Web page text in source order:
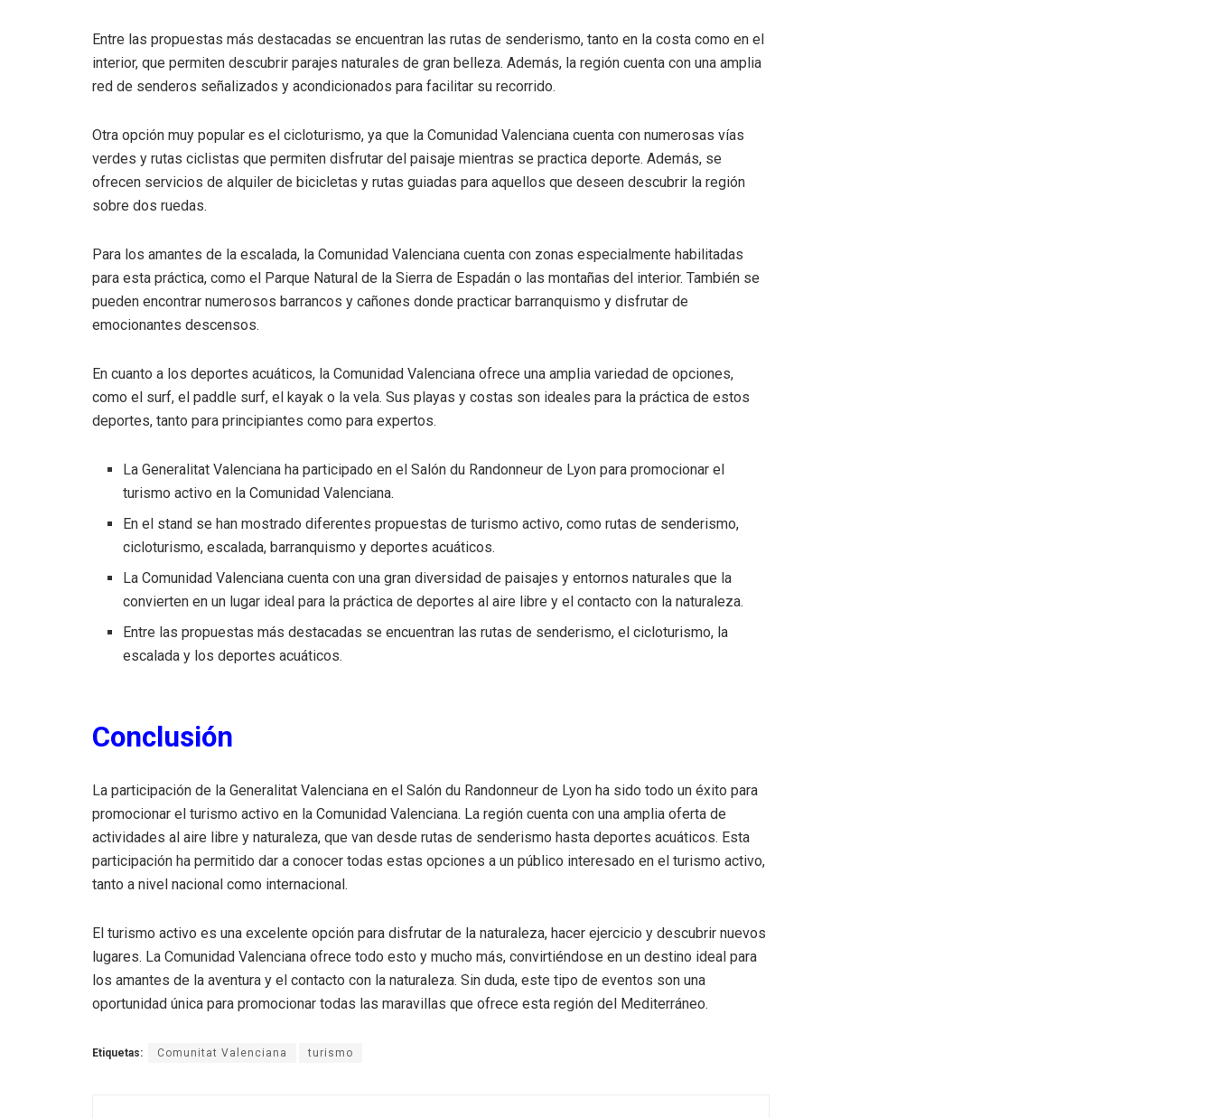
Entre las propuestas más destacadas se encuentran las rutas de senderismo, tanto en la costa como en el
interior, que permiten descubrir parajes naturales de gran belleza. Además, la región cuenta con una amplia
red de senderos señalizados y acondicionados para facilitar su recorrido.
Otra opción muy popular es el cicloturismo, ya que la Comunidad Valenciana cuenta con numerosas vías
verdes y rutas ciclistas que permiten disfrutar del paisaje mientras se practica deporte. Además, se
ofrecen servicios de alquiler de bicicletas y rutas guiadas para aquellos que deseen descubrir la región
sobre dos ruedas.
Para los amantes de la escalada, la Comunidad Valenciana cuenta con zonas especialmente habilitadas
para esta práctica, como el Parque Natural de la Sierra de Espadán o las montañas del interior. También se
pueden encontrar numerosos barrancos y cañones donde practicar barranquismo y disfrutar de
emocionantes descensos.
En cuanto a los deportes acuáticos, la Comunidad Valenciana ofrece una amplia variedad de opciones,
como el surf, el paddle surf, el kayak o la vela. Sus playas y costas son ideales para la práctica de estos
deportes, tanto para principiantes como para expertos.
La Generalitat Valenciana ha participado en el Salón du Randonneur de Lyon para promocionar el
turismo activo en la Comunidad Valenciana.
En el stand se han mostrado diferentes propuestas de turismo activo, como rutas de senderismo,
cicloturismo, escalada, barranquismo y deportes acuáticos.
La Comunidad Valenciana cuenta con una gran diversidad de paisajes y entornos naturales que la
convierten en un lugar ideal para la práctica de deportes al aire libre y el contacto con la naturaleza.
Entre las propuestas más destacadas se encuentran las rutas de senderismo, el cicloturismo, la
escalada y los deportes acuáticos.
Conclusión
La participación de la Generalitat Valenciana en el Salón du Randonneur de Lyon ha sido todo un éxito para
promocionar el turismo activo en la Comunidad Valenciana. La región cuenta con una amplia oferta de
actividades al aire libre y naturaleza, que van desde rutas de senderismo hasta deportes acuáticos. Esta
participación ha permitido dar a conocer todas estas opciones a un público interesado en el turismo activo,
tanto a nivel nacional como internacional.
El turismo activo es una excelente opción para disfrutar de la naturaleza, hacer ejercicio y descubrir nuevos
lugares. La Comunidad Valenciana ofrece todo esto y mucho más, convirtiéndose en un destino ideal para
los amantes de la aventura y el contacto con la naturaleza. Sin duda, este tipo de eventos son una
oportunidad única para promocionar todas las maravillas que ofrece esta región del Mediterráneo.
Etiquetas: Comunitat Valenciana turismo